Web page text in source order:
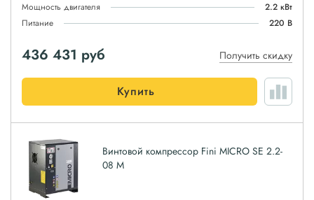
Мощность двигателя
2.2 кВт
Питание
220 В
436 431 руб Получить скидку
Купить
Винтовой компрессор Fini MICRO SE 2.2-
08 M